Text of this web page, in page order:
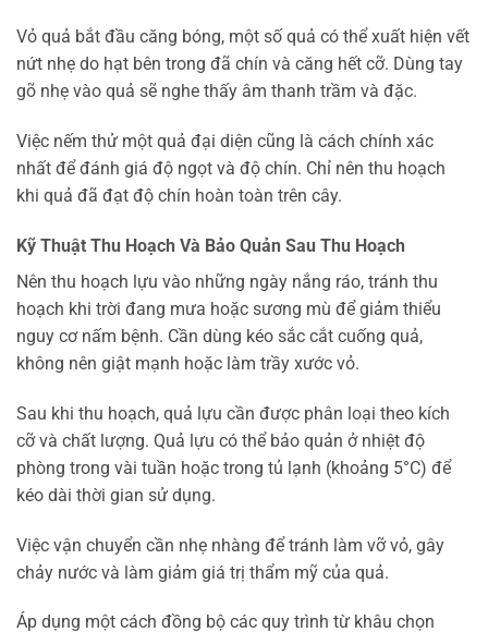
Vỏ quả bắt đầu căng bóng, một số quả có thể xuất hiện vết
nứt nhẹ do hạt bên trong đã chín và căng hết cỡ. Dùng tay
gõ nhẹ vào quả sẽ nghe thấy âm thanh trầm và đặc.
Việc nếm thử một quả đại diện cũng là cách chính xác
nhất để đánh giá độ ngọt và độ chín. Chỉ nên thu hoạch
khi quả đã đạt độ chín hoàn toàn trên cây.
Kỹ Thuật Thu Hoạch Và Bảo Quản Sau Thu Hoạch
Nên thu hoạch lựu vào những ngày nắng ráo, tránh thu
hoạch khi trời đang mưa hoặc sương mù để giảm thiểu
nguy cơ nấm bệnh. Cần dùng kéo sắc cắt cuống quả,
không nên giật mạnh hoặc làm trầy xước vỏ.
Sau khi thu hoạch, quả lựu cần được phân loại theo kích
cỡ và chất lượng. Quả lựu có thể bảo quản ở nhiệt độ
phòng trong vài tuần hoặc trong tủ lạnh (khoảng 5°C) để
kéo dài thời gian sử dụng.
Việc vận chuyển cần nhẹ nhàng để tránh làm vỡ vỏ, gây
chảy nước và làm giảm giá trị thẩm mỹ của quả.
Áp dụng một cách đồng bộ các quy trình từ khâu chọn